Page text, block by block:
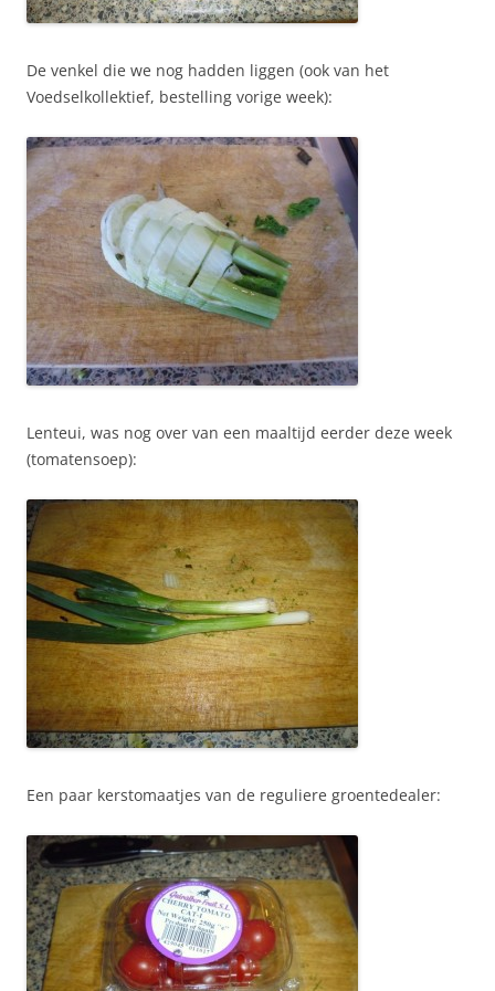
De venkel die we nog hadden liggen (ook van het
Voedselkollektief, bestelling vorige week):
Lenteui, was nog over van een maaltijd eerder deze week
(tomatensoep):
Een paar kerstomaatjes van de reguliere groentedealer: